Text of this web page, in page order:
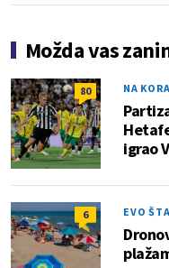
Možda vas
80 NA
igrao
6 EVO